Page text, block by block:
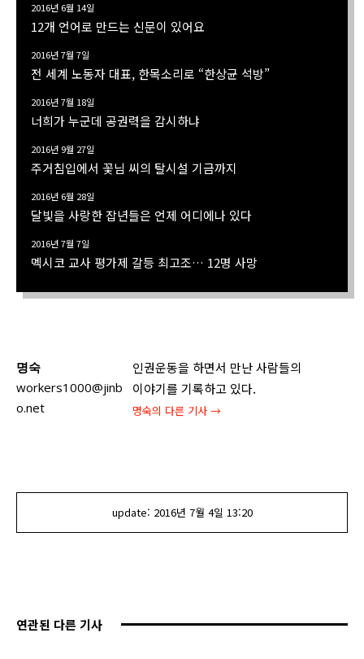
2016년 6월 14일
12개 언어로 만드는 신문이 있어요
2016년 7월 7일
전 세계 노동자 대표, 한목소리로 “한상균 석방”
2016년 7월 18일
너희가 누군데 공권력을 감시하냐
2016년 9월 27일
주거침입에서 꽃님 씨의 탈시설 기금까지
2016년 6월 28일
달빛을 사랑한 잡년들은 언제 어디에나 있다
2016년 7월 7일
멕시코 교사 평가제 갈등 최고조… 12명 사망
명숙
workers1000@jinb
o.net
인권운동을 하면서 만난 사람들의
이야기를 기록하고 있다.
명숙의 다른 기사 →
update: 2016년 7월 4일 13:20
연관된 다른 기사